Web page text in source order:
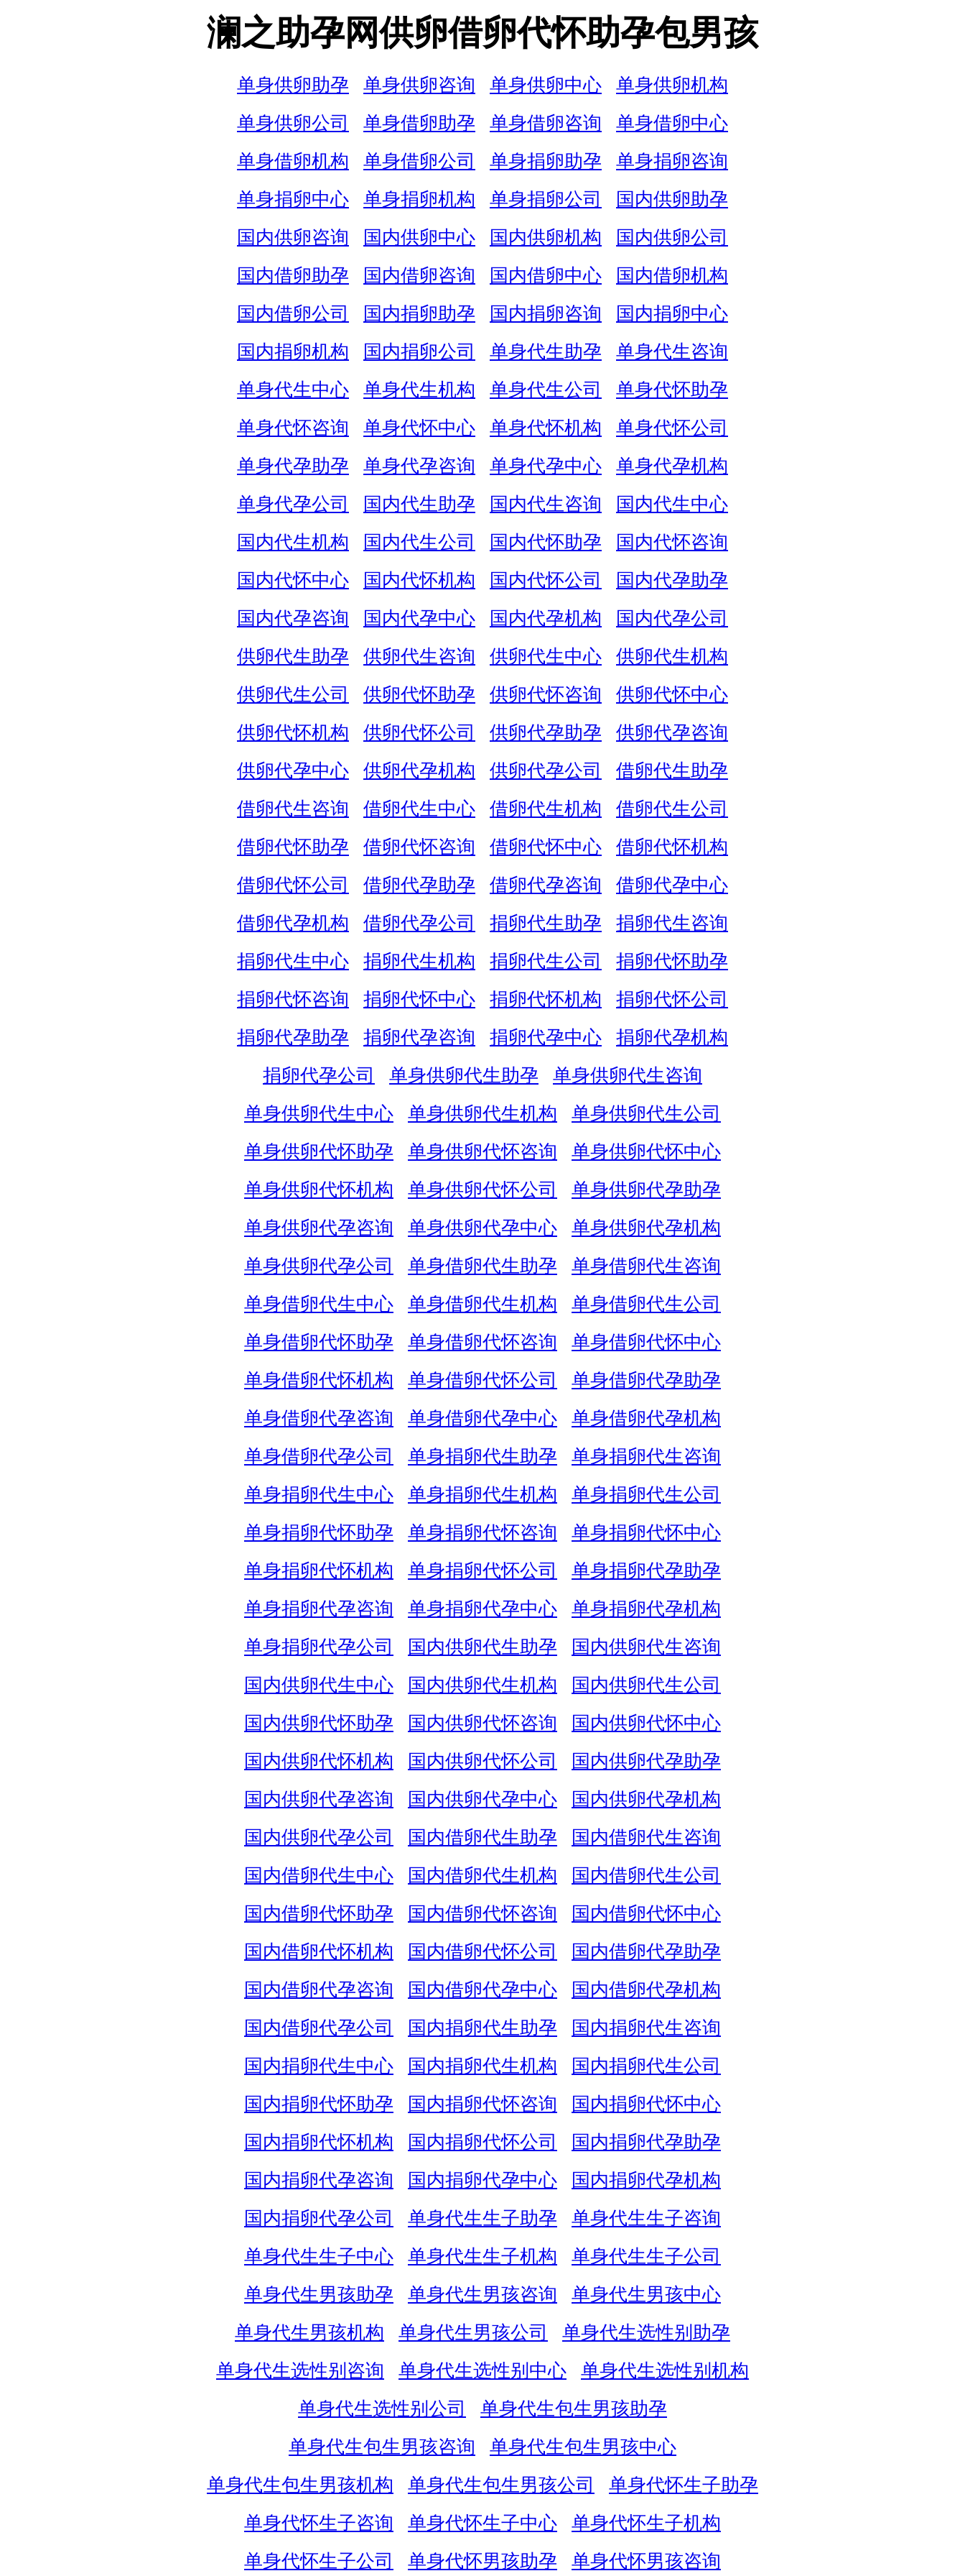
澜之助孕网供卵借卵代怀助孕包男孩
单身供卵助孕 单身供卵咨询 单身供卵中心
单身供卵机构
单身供卵公司
单身借卵助孕 单身借卵咨询
单身借卵中心
单身借卵机构
单身借卵公司 单身捐卵助孕
单身捐卵咨询
单身捐卵中心
单身捐卵机构 单身捐卵公司
国内供卵助孕
国内供卵咨询
国内供卵中心 国内供卵机构
国内供卵公司
国内借卵助孕
国内借卵咨询 国内借卵中心
国内借卵机构
国内借卵公司
国内捐卵助孕 国内捐卵咨询
国内捐卵中心
国内捐卵机构
国内捐卵公司 单身代生助孕
单身代生咨询
单身代生中心
单身代生机构 单身代生公司
单身代怀助孕
单身代怀咨询
单身代怀中心 单身代怀机构
单身代怀公司
单身代孕助孕
单身代孕咨询 单身代孕中心
单身代孕机构
单身代孕公司
国内代生助孕 国内代生咨询
国内代生中心
国内代生机构
国内代生公司 国内代怀助孕
国内代怀咨询
国内代怀中心
国内代怀机构 国内代怀公司
国内代孕助孕
国内代孕咨询
国内代孕中心 国内代孕机构
国内代孕公司
供卵代生助孕
供卵代生咨询 供卵代生中心
供卵代生机构
供卵代生公司
供卵代怀助孕 供卵代怀咨询
供卵代怀中心
供卵代怀机构
供卵代怀公司 供卵代孕助孕
供卵代孕咨询
供卵代孕中心
供卵代孕机构 供卵代孕公司
借卵代生助孕
借卵代生咨询
借卵代生中心 借卵代生机构
借卵代生公司
借卵代怀助孕
借卵代怀咨询 借卵代怀中心
借卵代怀机构
借卵代怀公司
借卵代孕助孕 借卵代孕咨询
借卵代孕中心
借卵代孕机构
借卵代孕公司 捐卵代生助孕
捐卵代生咨询
捐卵代生中心
捐卵代生机构 捐卵代生公司
捐卵代怀助孕
捐卵代怀咨询
捐卵代怀中心 捐卵代怀机构
捐卵代怀公司
捐卵代孕助孕
捐卵代孕咨询 捐卵代孕中心
捐卵代孕机构
捐卵代孕公司
单身供卵代生助孕
单身供卵代生咨询
单身供卵代生中心
单身供卵代生机构
单身供卵代生公司
单身供卵代怀助孕
单身供卵代怀咨询
单身供卵代怀中心
单身供卵代怀机构
单身供卵代怀公司
单身供卵代孕助孕
单身供卵代孕咨询
单身供卵代孕中心
单身供卵代孕机构
单身供卵代孕公司
单身借卵代生助孕
单身借卵代生咨询
单身借卵代生中心
单身借卵代生机构
单身借卵代生公司
单身借卵代怀助孕
单身借卵代怀咨询
单身借卵代怀中心
单身借卵代怀机构
单身借卵代怀公司
单身借卵代孕助孕
单身借卵代孕咨询
单身借卵代孕中心
单身借卵代孕机构
单身借卵代孕公司
单身捐卵代生助孕
单身捐卵代生咨询
单身捐卵代生中心
单身捐卵代生机构
单身捐卵代生公司
单身捐卵代怀助孕
单身捐卵代怀咨询
单身捐卵代怀中心
单身捐卵代怀机构
单身捐卵代怀公司
单身捐卵代孕助孕
单身捐卵代孕咨询
单身捐卵代孕中心
单身捐卵代孕机构
单身捐卵代孕公司
国内供卵代生助孕
国内供卵代生咨询
国内供卵代生中心
国内供卵代生机构
国内供卵代生公司
国内供卵代怀助孕
国内供卵代怀咨询
国内供卵代怀中心
国内供卵代怀机构
国内供卵代怀公司
国内供卵代孕助孕
国内供卵代孕咨询
国内供卵代孕中心
国内供卵代孕机构
国内供卵代孕公司
国内借卵代生助孕
国内借卵代生咨询
国内借卵代生中心
国内借卵代生机构
国内借卵代生公司
国内借卵代怀助孕
国内借卵代怀咨询
国内借卵代怀中心
国内借卵代怀机构
国内借卵代怀公司
国内借卵代孕助孕
国内借卵代孕咨询
国内借卵代孕中心
国内借卵代孕机构
国内借卵代孕公司
国内捐卵代生助孕
国内捐卵代生咨询
国内捐卵代生中心
国内捐卵代生机构
国内捐卵代生公司
国内捐卵代怀助孕
国内捐卵代怀咨询
国内捐卵代怀中心
国内捐卵代怀机构
国内捐卵代怀公司
国内捐卵代孕助孕
国内捐卵代孕咨询
国内捐卵代孕中心
国内捐卵代孕机构
国内捐卵代孕公司
单身代生生子助孕
单身代生生子咨询
单身代生生子中心
单身代生生子机构
单身代生生子公司
单身代生男孩助孕
单身代生男孩咨询
单身代生男孩中心
单身代生男孩机构
单身代生男孩公司
单身代生选性别助孕
单身代生选性别咨询
单身代生选性别中心
单身代生选性别机构
单身代生选性别公司
单身代生包生男孩助孕
单身代生包生男孩咨询
单身代生包生男孩中心
单身代生包生男孩机构
单身代生包生男孩公司
单身代怀生子助孕
单身代怀生子咨询
单身代怀生子中心
单身代怀生子机构
单身代怀生子公司
单身代怀男孩助孕 单身代怀男孩咨询